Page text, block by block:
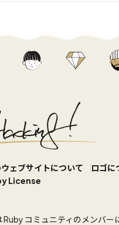
ウェブサイトについて
ロゴに
License
Ruby コミュニティのメンバー